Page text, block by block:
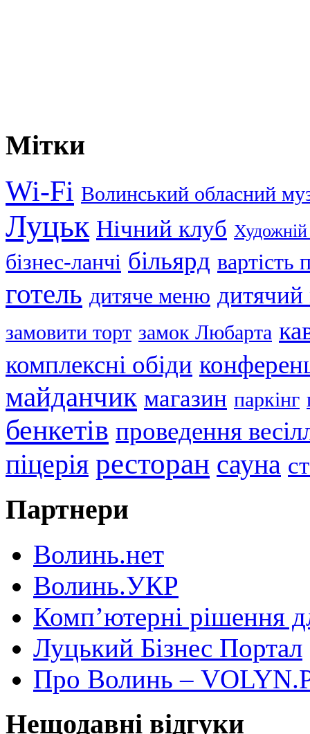
Мітки
Wi-Fi Волинський обласний
Луцьк Нічний клуб
бізнес-ланчі більярд вартість
готель дитяче меню
замовити торт замок Любарта
комплексні обіди
майданчик магазин паркінг
бенкетів проведення
піцерія ресторан сауна
Партнери
Волинь.нет
Волинь.УКР
Комп’ютерні рішення
Луцький Бізнес Портал
Про Волинь –
Нещодавні відгуки